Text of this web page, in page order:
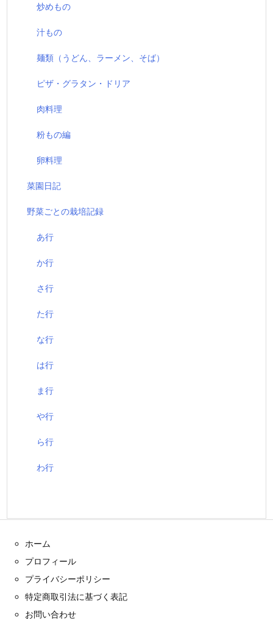
炒めもの
汁もの
麺類（うどん、ラーメン、そば）
ピザ・グラタン・ドリア
肉料理
粉もの編
卵料理
菜園日記
野菜ごとの栽培記録
あ行
か行
さ行
た行
な行
は行
ま行
や行
ら行
わ行
ホーム
プロフィール
プライバシーポリシー
特定商取引法に基づく表記
お問い合わせ